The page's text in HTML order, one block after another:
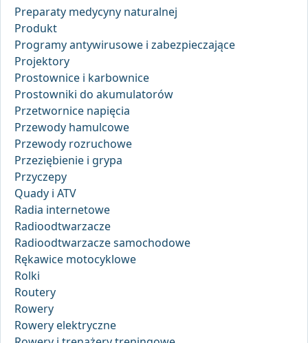
Preparaty medycyny naturalnej
Produkt
Programy antywirusowe i zabezpieczające
Projektory
Prostownice i karbownice
Prostowniki do akumulatorów
Przetwornice napięcia
Przewody hamulcowe
Przewody rozruchowe
Przeziębienie i grypa
Przyczepy
Quady i ATV
Radia internetowe
Radioodtwarzacze
Radioodtwarzacze samochodowe
Rękawice motocyklowe
Rolki
Routery
Rowery
Rowery elektryczne